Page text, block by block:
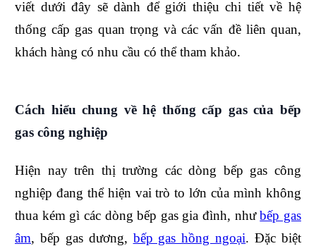
viết dưới đây sẽ dành để giới thiệu chi tiết về hệ
thống cấp gas quan trọng và các vấn đề liên quan,
khách hàng có nhu cầu có thể tham khảo.
Cách hiểu chung về hệ thống cấp gas của bếp
gas công nghiệp
Hiện nay trên thị trường các dòng bếp gas công
nghiệp đang thể hiện vai trò to lớn của mình không
thua kém gì các dòng bếp gas gia đình, nhưbếp gas
âm, bếp gas dương, bếp gas hồng ngoại. Đặc biệt